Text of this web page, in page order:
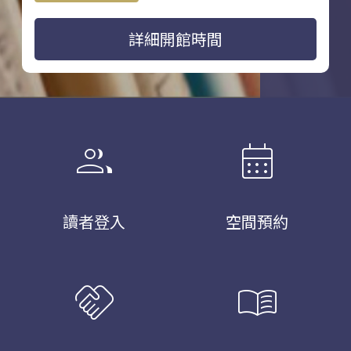
詳細開館時間
group
讀者登入
calendar_month
空間預約
handshake menu_book